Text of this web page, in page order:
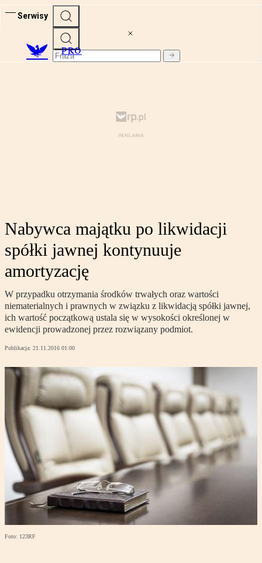
Serwisy
PRO
Nabywca majątku po likwidacji
spółki jawnej kontynuuje
amortyzację
W przypadku otrzymania środków trwałych oraz wartości
niematerialnych i prawnych w związku z likwidacją spółki jawnej,
ich wartość początkową ustala się w wysokości określonej w
ewidencji prowadzonej przez rozwiązany podmiot.
Publikacja: 21.11.2016 01:00
Foto: 123RF